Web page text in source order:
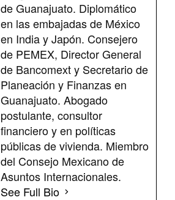
de Guanajuato. Diplomático
en las embajadas de México
en India y Japón. Consejero
de PEMEX, Director General
de Bancomext y Secretario de
Planeación y Finanzas en
Guanajuato. Abogado
postulante, consultor
financiero y en políticas
públicas de vivienda. Miembro
del Consejo Mexicano de
Asuntos Internacionales.
See Full Bio